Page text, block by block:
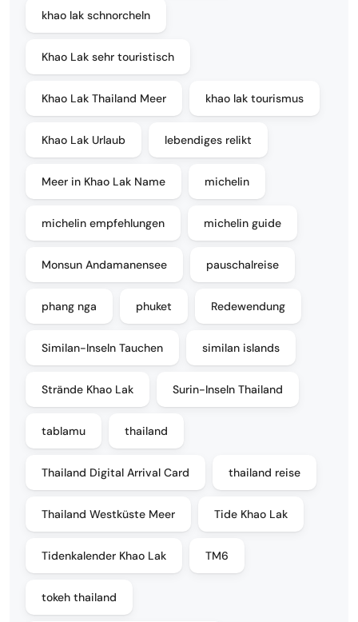
khao lak schnorcheln
Khao Lak sehr touristisch
Khao Lak Thailand Meer khao lak tourismus
Khao Lak Urlaub lebendiges relikt
Meer in Khao Lak Name michelin
michelin empfehlungen michelin guide
Monsun Andamanensee pauschalreise
phang nga phuket Redewendung
Similan-Inseln Tauchen similan islands
Strände Khao Lak Surin-Inseln Thailand
tablamu thailand
Thailand Digital Arrival Card thailand reise
Thailand Westküste Meer Tide Khao Lak
Tidenkalender Khao Lak TM6
tokeh thailand